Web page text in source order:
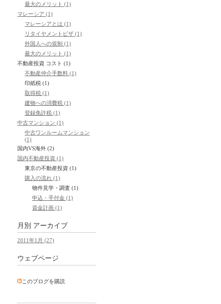
最大のメリット (1)
マレーシア (1)
マレーシアとは (1)
リタイヤメントビザ (1)
外国人への規制 (1)
最大のメリット (1)
不動産投資 コスト (1)
不動産仲介手数料 (1)
印紙税 (1)
取得税 (1)
建物への消費税 (1)
登録免許税 (1)
中古マンション (1)
中古ワンルームマンション
(1)
国内VS海外 (2)
国内不動産投資 (1)
東京の不動産投資 (1)
購入の流れ (1)
物件見学・調査 (1)
申込・手付金 (1)
資金計画 (1)
月別 アーカイブ
2011年1月 (27)
ウェブページ
このブログを購読